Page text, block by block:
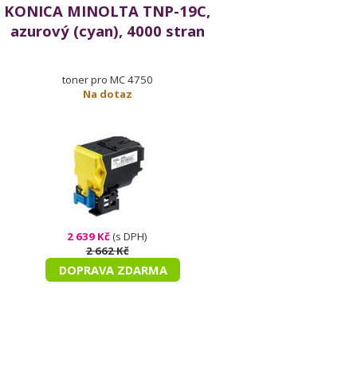
KONICA MINOLTA TNP-19C,
azurový (cyan), 4000 stran
toner pro MC 4750
Na dotaz
2 639 Kč(s DPH)
2 662 Kč
DOPRAVA ZDARMA